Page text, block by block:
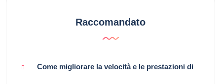
Raccomandato
Come migliorare la velocità e le prestazioni di